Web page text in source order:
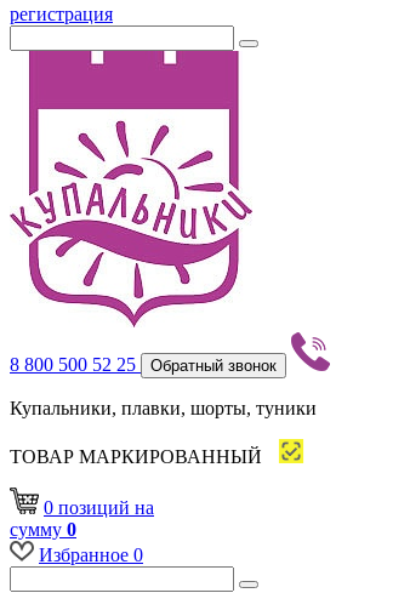
регистрация
8 800 500 52 25 Обратный звонок
Купальники, плавки, шорты, туники
ТОВАР МАРКИРОВАННЫЙ
0 позиций на
сумму 0
Избранное 0